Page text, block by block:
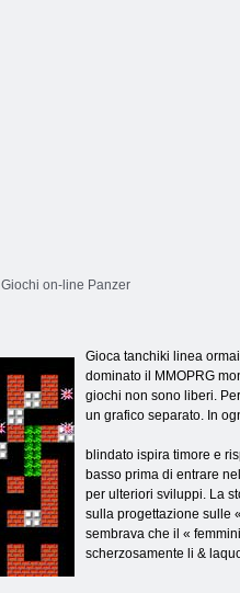
Giochi on-line Panzer
Gioca tanchiki linea
dominato il MMOPRG
giochi non sono liberi.
un grafico separato. In
blindato ispira timore e
basso prima di entrare
per ulteriori sviluppi. La
sulla progettazione sulle
sembrava che il «
scherzosamente li &